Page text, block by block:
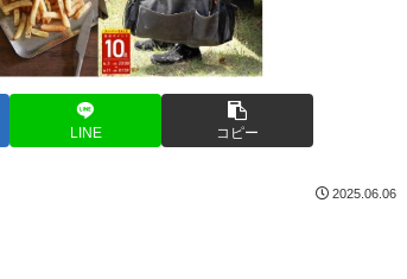
LINE コピー
2025.06.06